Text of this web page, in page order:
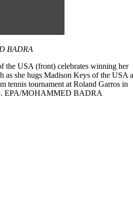
BADRA
the USA (front) celebrates winning her
as she hugs Madison Keys of the USA
tennis tournament at Roland Garros in
EPA/MOHAMMED BADRA